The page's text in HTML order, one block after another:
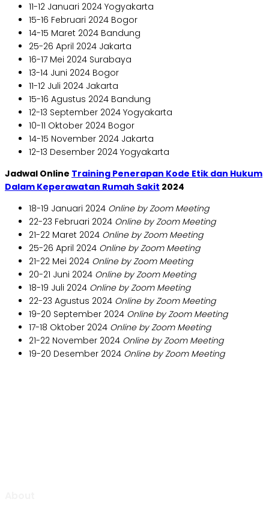
11-12 Januari 2024 Yogyakarta
15-16 Februari 2024 Bogor
14-15 Maret 2024 Bandung
25-26 April 2024 Jakarta
16-17 Mei 2024 Surabaya
13-14 Juni 2024 Bogor
11-12 Juli 2024 Jakarta
15-16 Agustus 2024 Bandung
12-13 September 2024 Yogyakarta
10-11 Oktober 2024 Bogor
14-15 November 2024 Jakarta
12-13 Desember 2024 Yogyakarta
Jadwal Online Training Penerapan Kode Etik dan Hukum
Dalam Keperawatan Rumah Sakit 2024
18-19 Januari 2024 Online by Zoom Meeting
22-23 Februari 2024 Online by Zoom Meeting
21-22 Maret 2024 Online by Zoom Meeting
25-26 April 2024 Online by Zoom Meeting
21-22 Mei 2024 Online by Zoom Meeting
20-21 Juni 2024 Online by Zoom Meeting
18-19 Juli 2024 Online by Zoom Meeting
22-23 Agustus 2024 Online by Zoom Meeting
19-20 September 2024 Online by Zoom Meeting
17-18 Oktober 2024 Online by Zoom Meeting
21-22 November 2024 Online by Zoom Meeting
19-20 Desember 2024 Online by Zoom Meeting